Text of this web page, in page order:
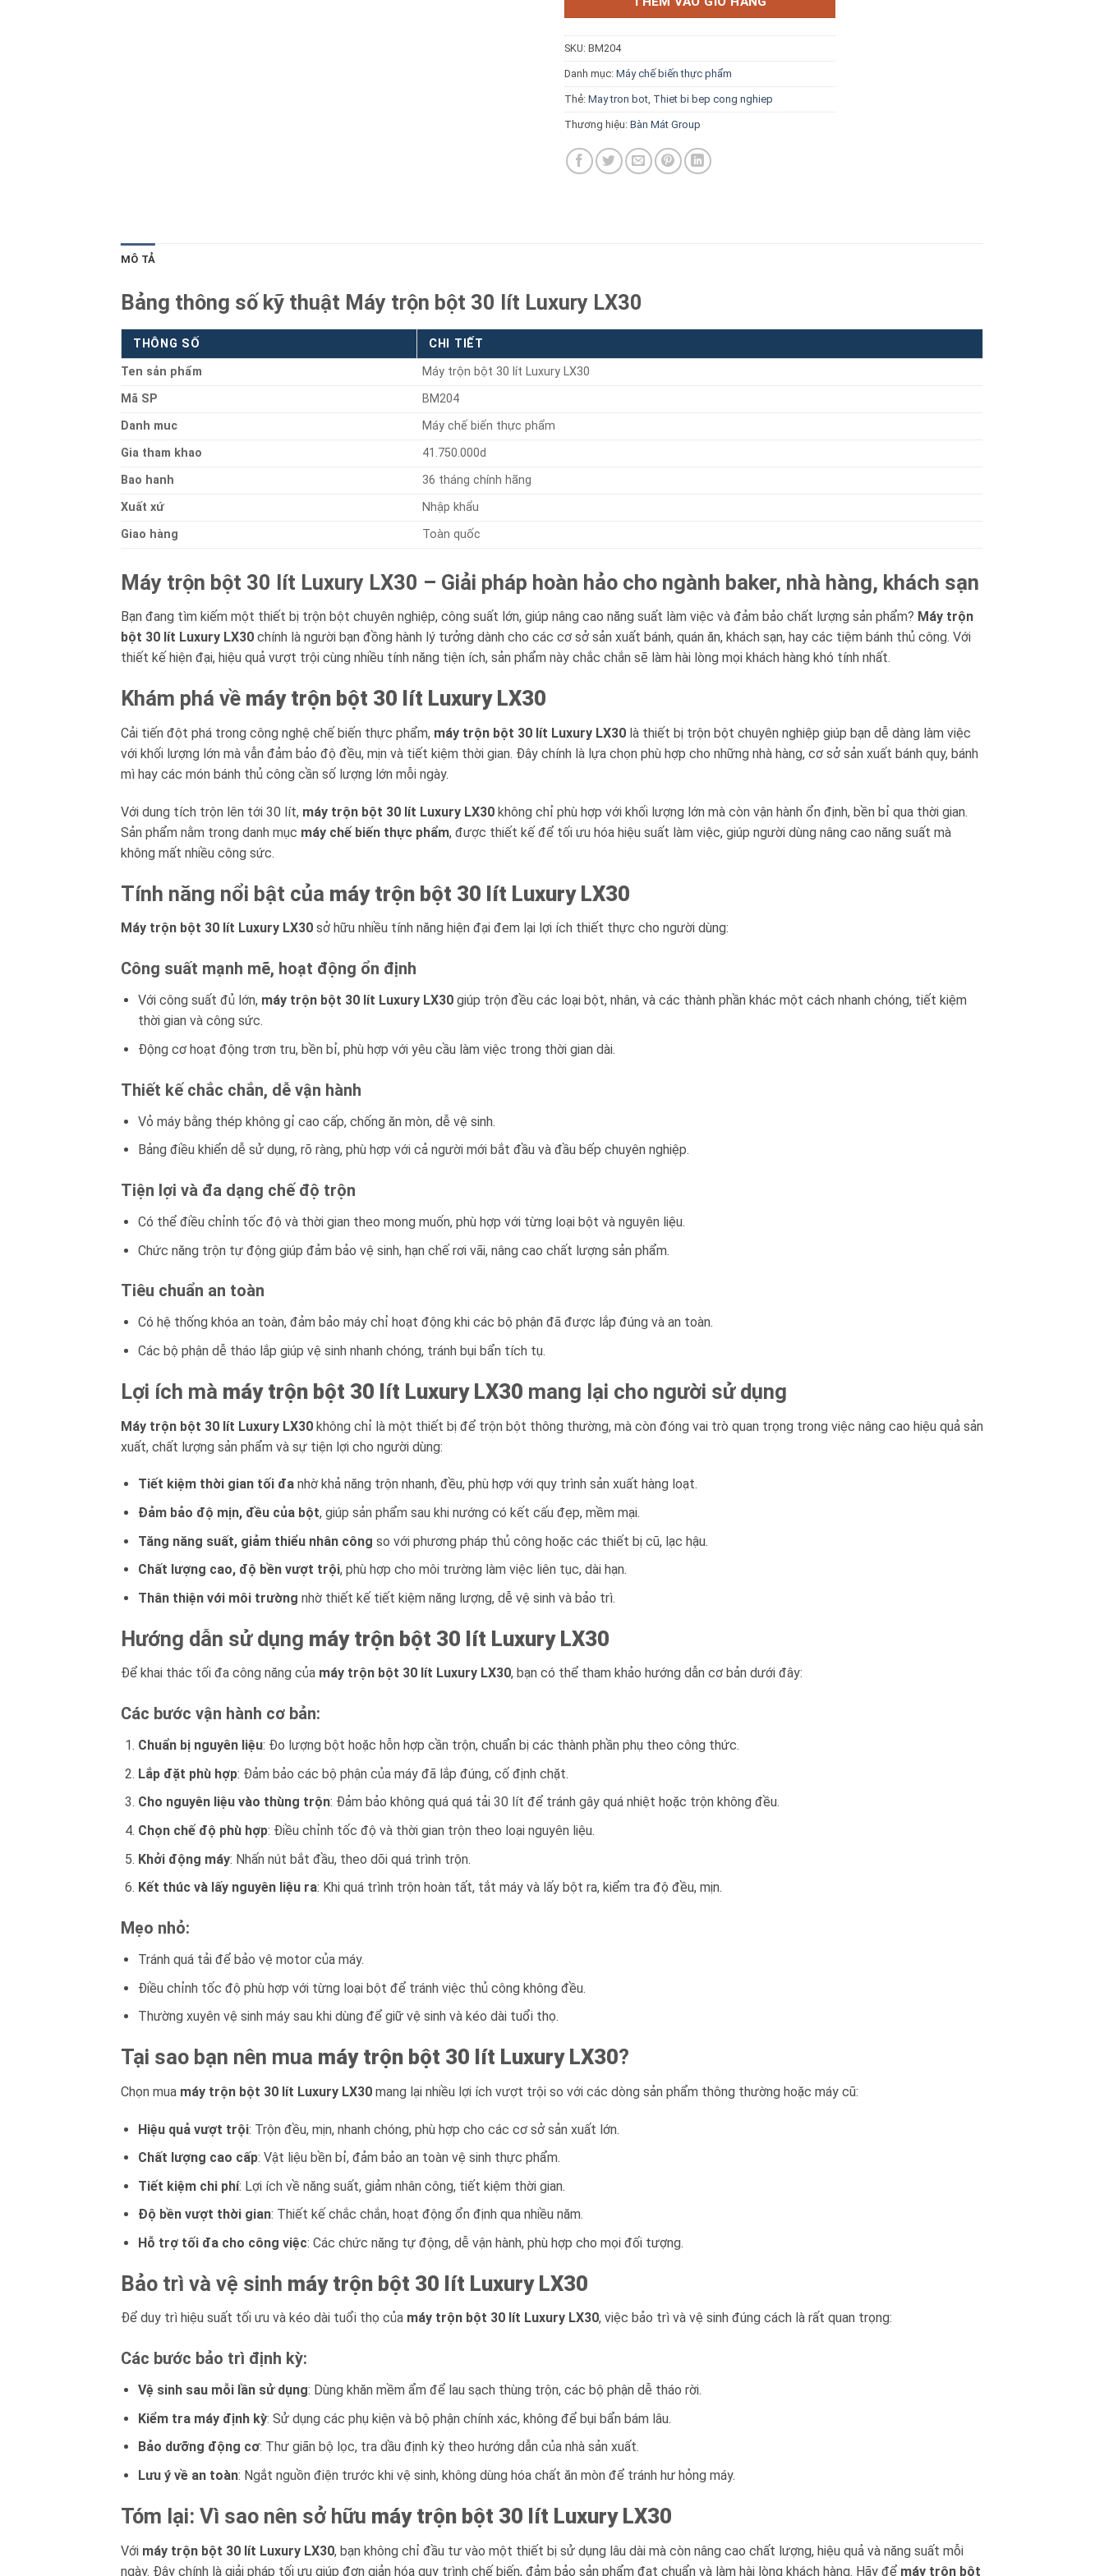
Báo giá miễn phí →
SKU: BM204
Danh mục: Máy chế biến thực phẩm
Thẻ: May tron bot Thiet bi bep cong nghiep
Thương hiệu: Bàn Mát Group
MÔ TẢ
Bảng thông số kỹ thuật Máy trộn bột 30 lít Luxury LX30
THÔNG SỐ
CHI TIẾT
Ten sản phẩm
Máy trộn bột 30 lít Luxury LX30
Mã SP
BM204
Danh muc
Máy chế biến thực phẩm
Gia tham khao
41.750.000d
Bao hanh
36 tháng chính hãng
Xuất xứ
Nhập khẩu
Giao hàng
Toàn quốc
Máy trộn bột 30 lít Luxury LX30 – Giải pháp hoàn hảo cho ngành baker, nhà hàng, khách sạn
Bạn đang tìm kiếm một thiết bị trộn bột chuyên nghiệp, công suất lớn, giúp nâng cao năng suất làm việc và đảm bảo chất lượng sản phẩm? Máy trộn
bột 30 lít Luxury LX30 chính là người bạn đồng hành lý tưởng dành cho các cơ sở sản xuất bánh, quán ăn, khách sạn, hay các tiệm bánh thủ công. Với
thiết kế hiện đại, hiệu quả vượt trội cùng nhiều tính năng tiện ích, sản phẩm này chắc chắn sẽ làm hài lòng mọi khách hàng khó tính nhất.
Khám phá về máy trộn bột 30 lít Luxury LX30
Cải tiến đột phá trong công nghệ chế biến thực phẩm, máy trộn bột 30 lít Luxury LX30 là thiết bị trộn bột chuyên nghiệp giúp bạn dễ dàng làm việc
với khối lượng lớn mà vẫn đảm bảo độ đều, mịn và tiết kiệm thời gian. Đây chính là lựa chọn phù hợp cho những nhà hàng, cơ sở sản xuất bánh quy, bánh
mì hay các món bánh thủ công cần số lượng lớn mỗi ngày.
Với dung tích trộn lên tới 30 lít, máy trộn bột 30 lít Luxury LX30 không chỉ phù hợp với khối lượng lớn mà còn vận hành ổn định, bền bỉ qua thời gian.
Sản phẩm nằm trong danh mục máy chế biến thực phẩm, được thiết kế để tối ưu hóa hiệu suất làm việc, giúp người dùng nâng cao năng suất mà
không mất nhiều công sức.
Tính năng nổi bật của máy trộn bột 30 lít Luxury LX30
Máy trộn bột 30 lít Luxury LX30 sở hữu nhiều tính năng hiện đại đem lại lợi ích thiết thực cho người dùng:
Công suất mạnh mẽ, hoạt động ổn định
Với công suất đủ lớn, máy trộn bột 30 lít Luxury LX30giúp trộn đều các loại bột, nhân, và các thành phần khác một cách nhanh chóng, tiết kiệm
thời gian và công sức.
Động cơ hoạt động trơn tru, bền bỉ, phù hợp với yêu cầu làm việc trong thời gian dài.
Thiết kế chắc chắn, dễ vận hành
Vỏ máy bằng thép không gỉ cao cấp, chống ăn mòn, dễ vệ sinh.
Bảng điều khiển dễ sử dụng, rõ ràng, phù hợp với cả người mới bắt đầu và đầu bếp chuyên nghiệp.
Tiện lợi và đa dạng chế độ trộn
Có thể điều chỉnh tốc độ và thời gian theo mong muốn, phù hợp với từng loại bột và nguyên liệu.
Chức năng trộn tự động giúp đảm bảo vệ sinh, hạn chế rơi vãi, nâng cao chất lượng sản phẩm.
Tiêu chuẩn an toàn
Có hệ thống khóa an toàn, đảm bảo máy chỉ hoạt động khi các bộ phận đã được lắp đúng và an toàn.
Các bộ phận dễ tháo lắp giúp vệ sinh nhanh chóng, tránh bụi bẩn tích tụ.
Lợi ích mà máy trộn bột 30 lít Luxury LX30 mang lại cho người sử dụng
Máy trộn bột 30 lít Luxury LX30 không chỉ là một thiết bị để trộn bột thông thường, mà còn đóng vai trò quan trọng trong việc nâng cao hiệu quả sản
xuất, chất lượng sản phẩm và sự tiện lợi cho người dùng:
Tiết kiệm thời gian tối đanhờ khả năng trộn nhanh, đều, phù hợp với quy trình sản xuất hàng loạt.
Đảm bảo độ mịn, đều của bột, giúp sản phẩm sau khi nướng có kết cấu đẹp, mềm mại.
Tăng năng suất, giảm thiểu nhân công so với phương pháp thủ công hoặc các thiết bị cũ, lạc hậu.
Chất lượng cao, độ bền vượt trội, phù hợp cho môi trường làm việc liên tục, dài hạn.
Thân thiện với môi trường nhờ thiết kế tiết kiệm năng lượng, dễ vệ sinh và bảo trì.
Hướng dẫn sử dụng máy trộn bột 30 lít Luxury LX30
Để khai thác tối đa công năng của máy trộn bột 30 lít Luxury LX30, bạn có thể tham khảo hướng dẫn cơ bản dưới đây:
Các bước vận hành cơ bản:
Chuẩn bị nguyên liệu: Đo lượng bột hoặc hỗn hợp cần trộn, chuẩn bị các thành phần phụ theo công thức.
Lắp đặt phù hợp: Đảm bảo các bộ phận của máy đã lắp đúng, cố định chặt.
Cho nguyên liệu vào thùng trộn: Đảm bảo không quá quá tải 30 lít để tránh gây quá nhiệt hoặc trộn không đều.
Chọn chế độ phù hợp: Điều chỉnh tốc độ và thời gian trộn theo loại nguyên liệu.
Khởi động máy: Nhấn nút bắt đầu, theo dõi quá trình trộn.
Kết thúc và lấy nguyên liệu ra: Khi quá trình trộn hoàn tất, tắt máy và lấy bột ra, kiểm tra độ đều, mịn.
Mẹo nhỏ:
Tránh quá tải để bảo vệ motor của máy.
Điều chỉnh tốc độ phù hợp với từng loại bột để tránh việc thủ công không đều.
Thường xuyên vệ sinh máy sau khi dùng để giữ vệ sinh và kéo dài tuổi thọ.
Tại sao bạn nên mua máy trộn bột 30 lít Luxury LX30?
Chọn mua máy trộn bột 30 lít Luxury LX30 mang lại nhiều lợi ích vượt trội so với các dòng sản phẩm thông thường hoặc máy cũ:
Hiệu quả vượt trội: Trộn đều, mịn, nhanh chóng, phù hợp cho các cơ sở sản xuất lớn.
Chất lượng cao cấp: Vật liệu bền bỉ, đảm bảo an toàn vệ sinh thực phẩm.
Tiết kiệm chi phí: Lợi ích về năng suất, giảm nhân công, tiết kiệm thời gian.
Độ bền vượt thời gian: Thiết kế chắc chắn, hoạt động ổn định qua nhiều năm.
Hỗ trợ tối đa cho công việc: Các chức năng tự động, dễ vận hành, phù hợp cho mọi đối tượng.
Bảo trì và vệ sinh máy trộn bột 30 lít Luxury LX30
Để duy trì hiệu suất tối ưu và kéo dài tuổi thọ của máy trộn bột 30 lít Luxury LX30, việc bảo trì và vệ sinh đúng cách là rất quan trọng:
Các bước bảo trì định kỳ:
Vệ sinh sau mỗi lần sử dụng: Dùng khăn mềm ẩm để lau sạch thùng trộn, các bộ phận dễ tháo rời.
Kiểm tra máy định kỳ: Sử dụng các phụ kiện và bộ phận chính xác, không để bụi bẩn bám lâu.
Bảo dưỡng động cơ: Thư giãn bộ lọc, tra dầu định kỳ theo hướng dẫn của nhà sản xuất.
Lưu ý về an toàn: Ngắt nguồn điện trước khi vệ sinh, không dùng hóa chất ăn mòn để tránh hư hỏng máy.
Tóm lại: Vì sao nên sở hữu máy trộn bột 30 lít Luxury LX30
Với máy trộn bột 30 lít Luxury LX30, bạn không chỉ đầu tư vào một thiết bị sử dụng lâu dài mà còn nâng cao chất lượng, hiệu quả và năng suất mỗi
ngày. Đây chính là giải pháp tối ưu giúp đơn giản hóa quy trình chế biến, đảm bảo sản phẩm đạt chuẩn và làm hài lòng khách hàng. Hãy để máy trộn bột